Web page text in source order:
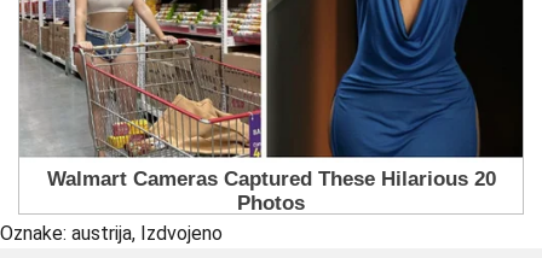
Oznake: austrija, Izdvojeno